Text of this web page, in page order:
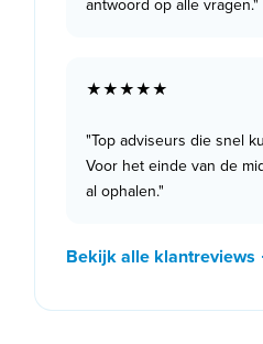
antwoord op alle vragen."
★★★★★
"Top adviseurs die snel
Voor het einde van de
al ophalen."
Bekijk alle